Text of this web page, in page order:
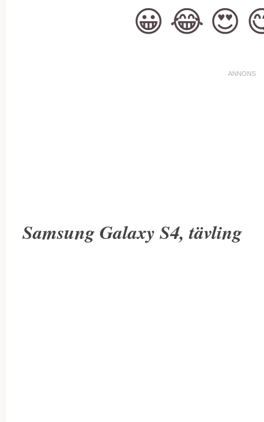
😀 😂 😍
Samsung Galaxy S4, tävling